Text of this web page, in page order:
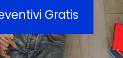
Gratis